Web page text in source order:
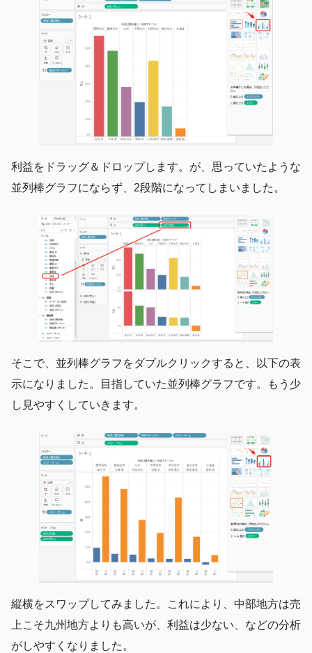
利益をドラッグ＆ドロップします。が、思っていたような
並列棒グラフにならず、2段階になってしまいました。
そこで、並列棒グラフをダブルクリックすると、以下の表
示になりました。目指していた並列棒グラフです。もう少
し見やすくしていきます。
縦横をスワップしてみました。これにより、中部地方は売
上こそ九州地方よりも高いが、利益は少ない、などの分析
がしやすくなりました。